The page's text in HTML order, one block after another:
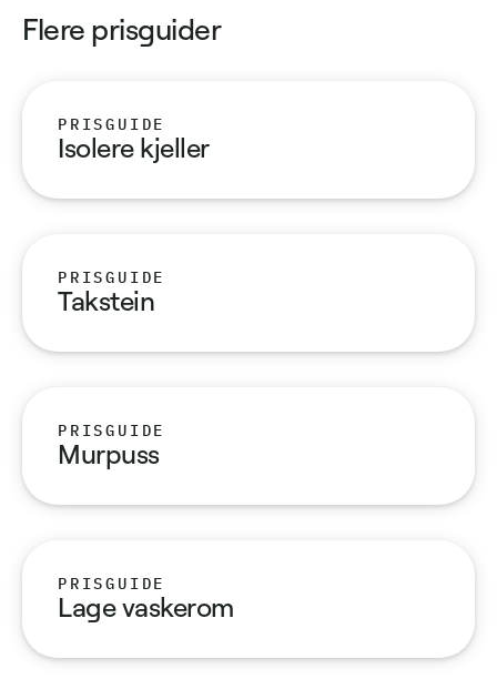
Flere prisguider
PRISGUIDE
Isolere kjeller
PRISGUIDE
Takstein
PRISGUIDE
Murpuss
PRISGUIDE
Lage vaskerom